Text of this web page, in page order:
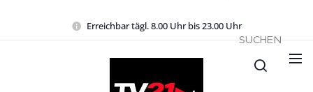
Erreichbar tägl. 8.00 Uhr bis 23.00 Uhr
SUCHEN